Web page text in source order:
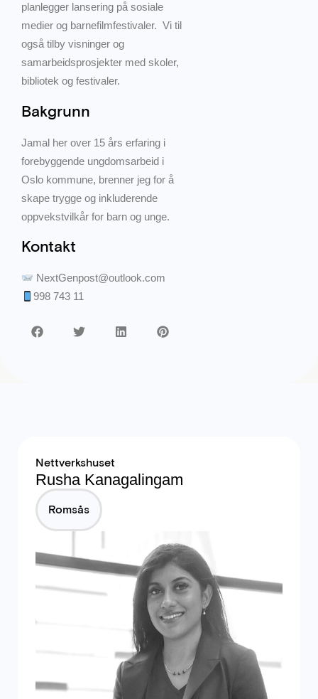
planlegger lansering på sosiale
medier og barnefilmfestivaler. Vi til
også tilby visninger og
samarbeidsprosjekter med skoler,
bibliotek og festivaler.
Bakgrunn
Jamal her over 15 års erfaring i
forebyggende ungdomsarbeid i
Oslo kommune, brenner jeg for å
skape trygge og inkluderende
oppvekstvilkår for barn og unge.
Kontakt
NextGenpost@outlook.com
998 743 11
Nettverkshuset
Rusha Kanagalingam
Romsås